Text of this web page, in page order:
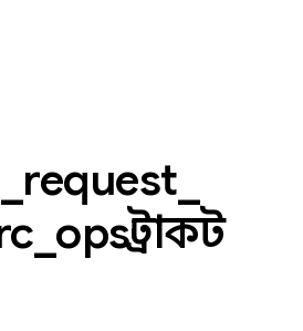
request
ops স্ট্রাকট